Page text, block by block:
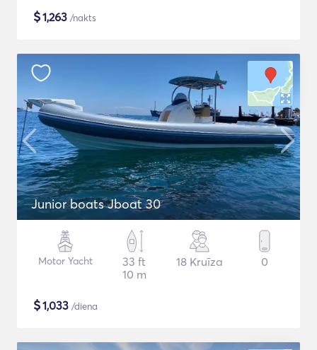
$1,263 /nakts
Junior boats Jboat 30
Motor Yacht
33 ft
10 m
18 Kruīza 0
$1,033 /diena